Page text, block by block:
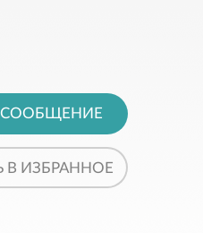
СООБЩЕНИЕ
В ИЗБРАННОЕ